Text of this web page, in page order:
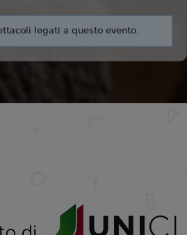
legati a questo evento.